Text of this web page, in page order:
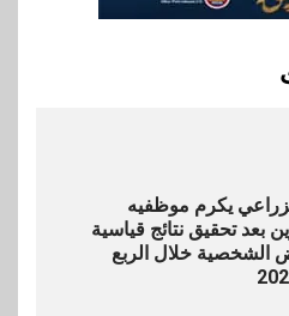
بشأن مستقبل الملاحة
يكرم موظفيه
بعد تحقيق نتائج قياسية
الشخصية خلال الربع